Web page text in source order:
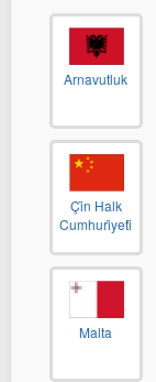
Arnavutluk
Çi̇n Halk
Cumhuri̇yeti̇
Malta